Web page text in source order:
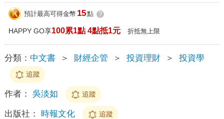
預計最高可得金幣 15點 ?
HAPPY GO享100累1點 4點抵1元 折抵無上限
分類： 中文書 ＞ 財經企管 ＞ 投資理財 ＞ 投資學
追蹤
作者： 吳淡如 追蹤
出版社： 時報文化 追蹤